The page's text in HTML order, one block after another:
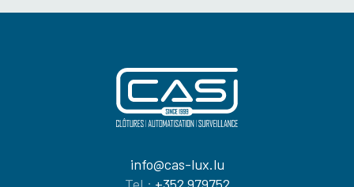
info@cas-lux.lu